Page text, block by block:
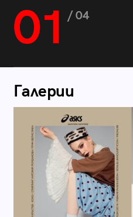
01 / 04
Галерии